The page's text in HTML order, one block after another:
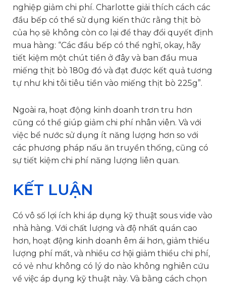
nghiệp giảm chi phí. Charlotte giải thích cách các
đầu bếp có thể sử dụng kiến thức rằng thịt bò
của họ sẽ không còn co lại để thay đổi quyết định
mua hàng: “Các đầu bếp có thể nghĩ, okay, hãy
tiết kiệm một chút tiền ở đây và ban đầu mua
miếng thịt bò 180g đó và đạt được kết quả tương
tự như khi tôi tiêu tiền vào miếng thịt bò 225g”.
Ngoài ra, hoạt động kinh doanh trơn tru hơn
cũng có thể giúp giảm chi phí nhân viên. Và với
việc bể nước sử dụng ít năng lượng hơn so với
các phương pháp nấu ăn truyền thống, cũng có
sự tiết kiệm chi phí năng lượng liên quan.
KẾT LUẬN
Có vô số lợi ích khi áp dụng kỹ thuật sous vide vào
nhà hàng. Với chất lượng và độ nhất quán cao
hơn, hoạt động kinh doanh êm ái hơn, giảm thiểu
lượng phí mất, và nhiều cơ hội giảm thiểu chi phí,
có vẻ như không có lý do nào không nghiên cứu
về việc áp dụng kỹ thuật này. Và bằng cách chọn